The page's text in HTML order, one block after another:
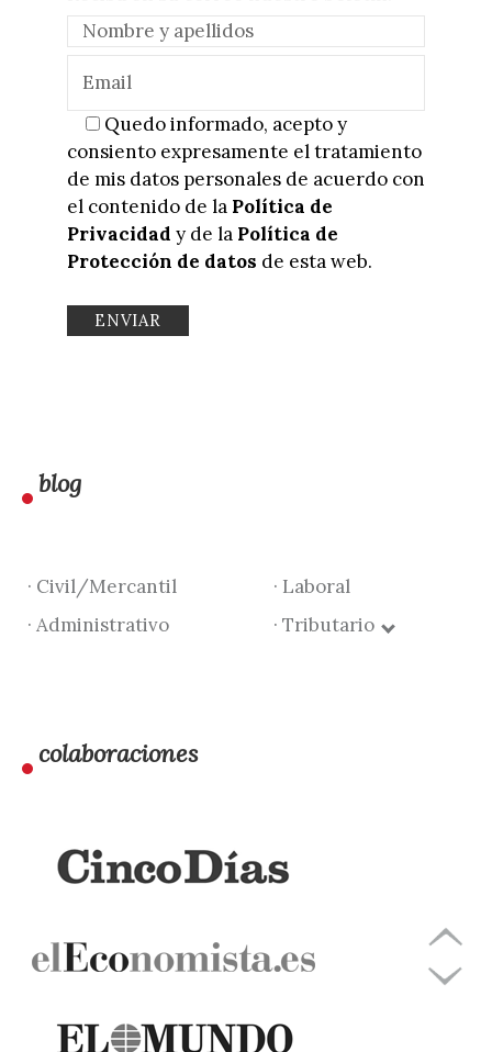
Quedo informado, acepto y
consiento expresamente el tratamiento
de mis datos personales de acuerdo con
el contenido de la Política de
Privacidad y de la Política de
Protección de datos de esta web.
blog
· Civil/Mercantil
· Laboral
· Administrativo
· Tributario
colaboraciones